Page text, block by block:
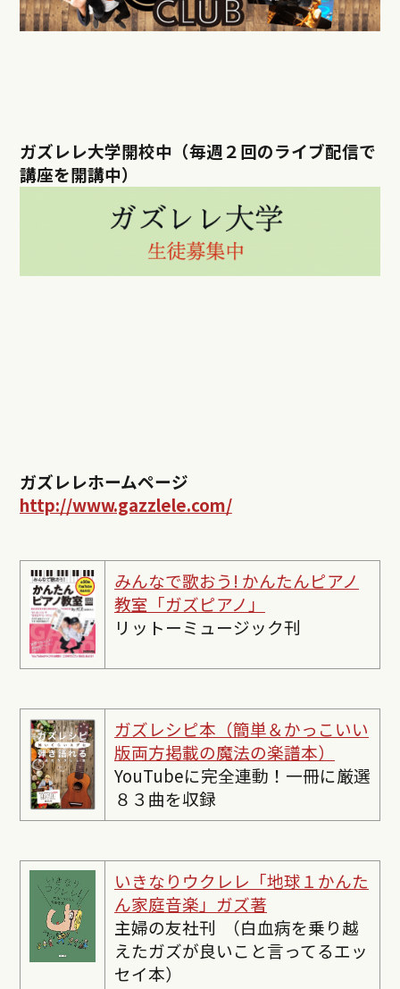
ガズレレ大学開校中（毎週２回のライブ配信で
講座を開講中）
ガズレレホームページ
http://www.gazzlele.com/
みんなで歌おう! かんたんピアノ
教室「ガズピアノ」
リットーミュージック刊
ガズレシピ本（簡単＆かっこいい
版両方掲載の魔法の楽譜本）
YouTubeに完全連動！一冊に厳選
８３曲を収録
いきなりウクレレ「地球１かんた
ん家庭音楽」ガズ著
主婦の友社刊 （白血病を乗り越
えたガズが良いこと言ってるエッ
セイ本）